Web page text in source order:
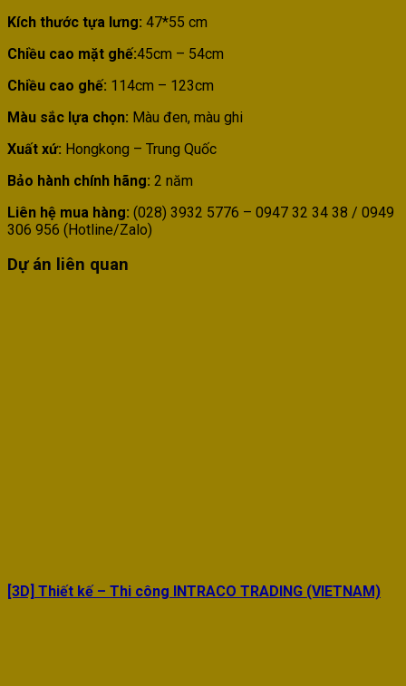
Kích thước tựa lưng: 47*55 cm
Chiều cao mặt ghế:45cm – 54cm
Chiều cao ghế: 114cm – 123cm
Màu sắc lựa chọn: Màu đen, màu ghi
Xuất xứ: Hongkong – Trung Quốc
Bảo hành chính hãng: 2 năm
Liên hệ mua hàng: (028) 3932 5776 – 0947 32 34 38 / 0949
306 956 (Hotline/Zalo)
Dự án liên quan
[3D] Thiết kế – Thi công INTRACO TRADING (VIETNAM)